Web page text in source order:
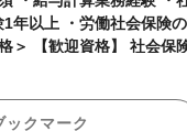
ックマーク